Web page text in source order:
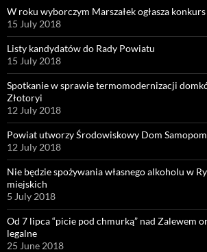
W roku wyborczym Marszałek ogłasza
15 July 2018
Listy kandydatów do Rady Powiatu
15 July 2018
Spotkanie w sprawie termomodernizacji
Złotoryi
12 July 2018
Powiat utworzy Środowiskowy Dom
12 July 2018
Nie będzie spożywania własnego alkoholu w
miejskich
5 July 2018
Od 7 lipca “picie pod chmurką” nad Zalewem
legalne
25 June 2018